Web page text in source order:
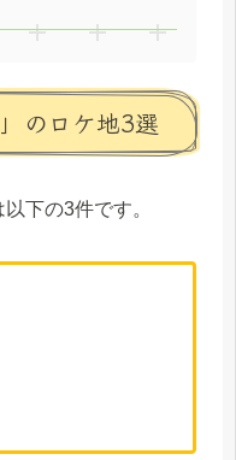
のロケ地3選
下の3件です。